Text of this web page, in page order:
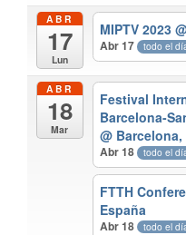
ABR
17
Lun
MIPTV 2023
Abr 17 todo el
ABR
18
Mar
Festival
Barcelona-
@
Abr 18 todo el
FTTH
España
Abr 18 todo el